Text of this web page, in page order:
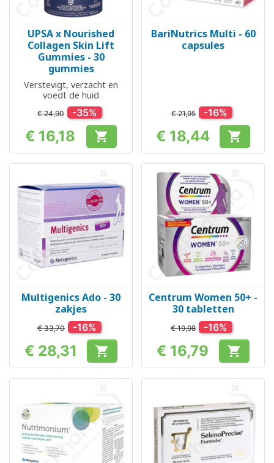
UPSA x Nourished
Collagen Skin Lift
Gummies - 30
gummies
Verstevigt, verzacht en
voedt de huid
€ 24,90 -35%
Prijs
€ 16,18 
BariNutrics Multi - 60
capsules
€ 21,95 -16%
Prijs
€ 18,44 
Multigenics Ado - 30
zakjes
€ 33,70 -16%
Prijs
€ 28,31 
Centrum Women 50+ -
30 tabletten
€ 19,98 -16%
Prijs
€ 16,79 